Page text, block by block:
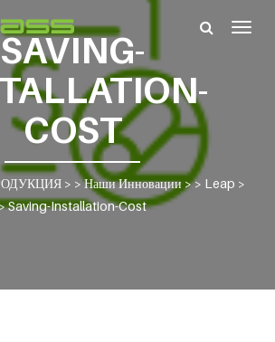
SAVING-
COST
> >Наши Инновации > > Leap >
Saving-Installation-Cost